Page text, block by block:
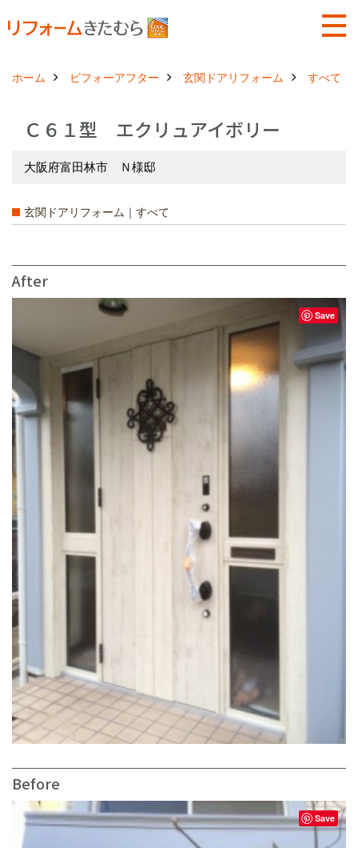
ホーム ビフォーアフター 玄関ドアリフォーム すべて
Ｃ６１型 エクリュアイボリー
大阪府富田林市 Ｎ様邸
玄関ドアリフォーム｜すべて
After
Save
Before
Save